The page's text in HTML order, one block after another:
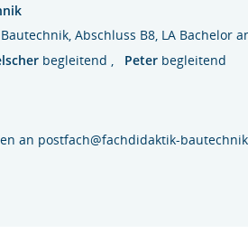
Abschluss B8, LA Bachelor
begleitend , Peter begleitend
an postfach@fachdidaktik-